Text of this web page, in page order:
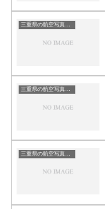
三重県の航空写真・空中写真
三重県の航空写真・空中写真
三重県の航空写真・空中写真